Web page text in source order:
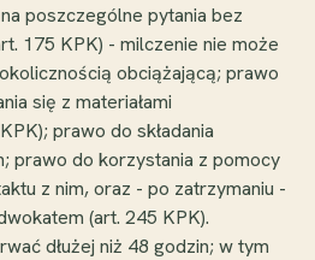
poszczególne pytania bez
175 KPK) - milczenie nie może
obciążającą; prawo
się z materiałami
prawo do składania
prawo do korzystania z pomocy
z nim, oraz - po zatrzymaniu -
(art. 245 KPK).
dłużej niż 48 godzin; w tym